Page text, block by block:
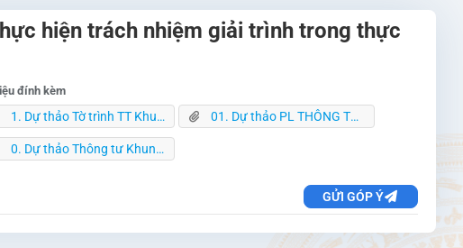
hiện trách nhiệm giải trình trong thực
đính kèm
1. Dự thảo Tờ trình TT Khung tiêu chí 15-5-2026.docx 01. Dự thảo PL THÔNG TƯ KHUNG TC 15-5-2026.docx
0. Dự thảo Thông tư Khung TC 15.5.26.docx
GỬI GÓP Ý